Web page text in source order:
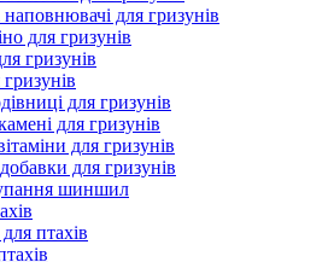
наповнювачі для гризунів
для гризунів
гризунів
для гризунів
для гризунів
для гризунів
для гризунів
шиншил
птахів